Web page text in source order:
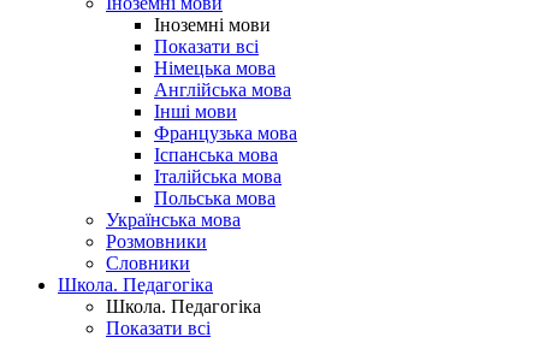
Іноземні мови
Показати всі
Німецька мова
Англійська мова
Інші мови
Французька мова
Іспанська мова
Італійська мова
Польська мова
Українська мова
Розмовники
Словники
Школа. Педагогіка
Школа. Педагогіка
Показати всі